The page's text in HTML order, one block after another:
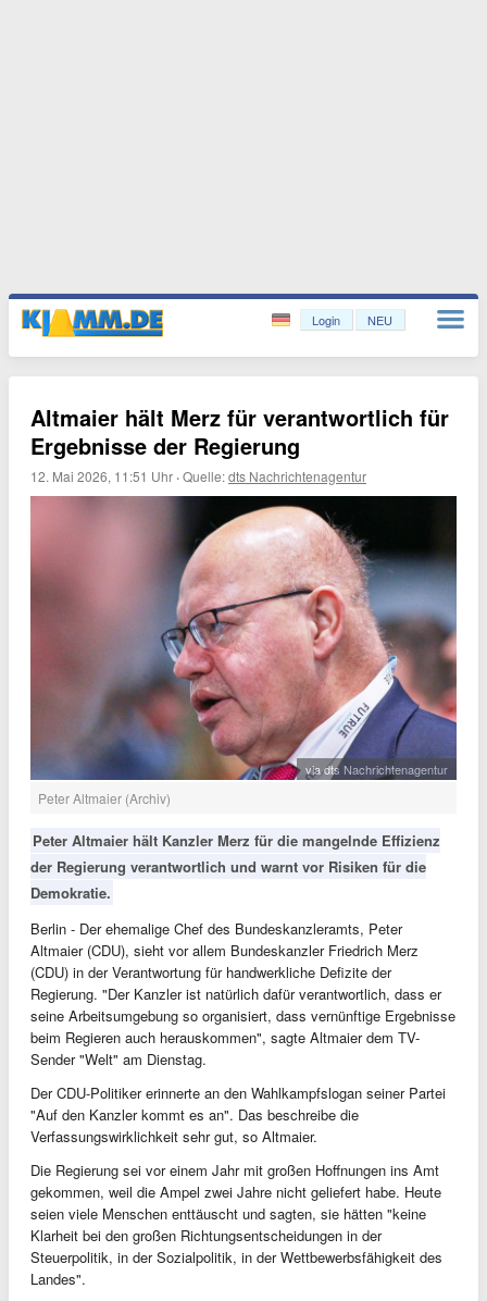
Login NEU
Altmaier hält Merz für verantwortlich für
Ergebnisse der Regierung
12. Mai 2026, 11:51 Uhr ·Quelle:dts Nachrichtenagentur
via dts Nachrichtenagentur
Peter Altmaier (Archiv)
Peter Altmaier hält Kanzler Merz für die mangelnde Effizienz
der Regierung verantwortlich und warnt vor Risiken für die
Demokratie.
Berlin - Der ehemalige Chef des Bundeskanzleramts, Peter
Altmaier (CDU), sieht vor allem Bundeskanzler Friedrich Merz
(CDU) in der Verantwortung für handwerkliche Defizite der
Regierung. "Der Kanzler ist natürlich dafür verantwortlich, dass er
seine Arbeitsumgebung so organisiert, dass vernünftige Ergebnisse
beim Regieren auch herauskommen", sagte Altmaier dem TV-
Sender "Welt" am Dienstag.
Der CDU-Politiker erinnerte an den Wahlkampfslogan seiner Partei
"Auf den Kanzler kommt es an". Das beschreibe die
Verfassungswirklichkeit sehr gut, so Altmaier.
Die Regierung sei vor einem Jahr mit großen Hoffnungen ins Amt
gekommen, weil die Ampel zwei Jahre nicht geliefert habe. Heute
seien viele Menschen enttäuscht und sagten, sie hätten "keine
Klarheit bei den großen Richtungsentscheidungen in der
Steuerpolitik, in der Sozialpolitik, in der Wettbewerbsfähigkeit des
Landes".